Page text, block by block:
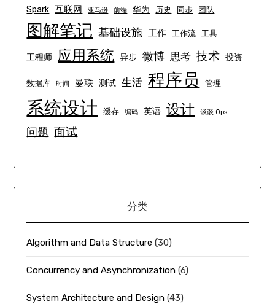
Spark 互联网 亚马逊 前端 华为 历史 同步 团队
图解笔记 基础设施 工作 工作流 工具
工程师 应用系统 异步 微博 思考 技术 投资
数据库 时间 曼联 测试 生活 程序员 管理
系统设计 缓存 编码 英语 设计 谈谈 Ops
问题 面试
分类
Algorithm and Data Structure (30)
Concurrency and Asynchronization (6)
System Architecture and Design (43)